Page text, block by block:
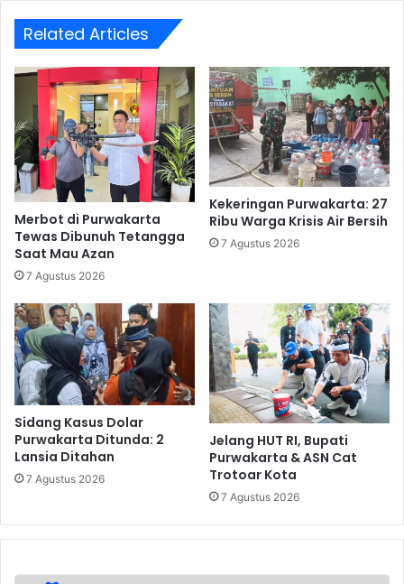
Related Articles
Merbot di Purwakarta
Tewas Dibunuh Tetangga
Saat Mau Azan
7 Agustus 2026
Kekeringan Purwakarta: 27
Ribu Warga Krisis Air Bersih
7 Agustus 2026
Sidang Kasus Dolar
Purwakarta Ditunda: 2
Lansia Ditahan
7 Agustus 2026
Jelang HUT RI, Bupati
Purwakarta & ASN Cat
Trotoar Kota
7 Agustus 2026